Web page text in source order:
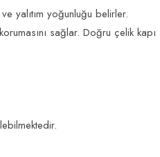
yalıtım yoğunluğu belirler.
sağlar. Doğru çelik kapı